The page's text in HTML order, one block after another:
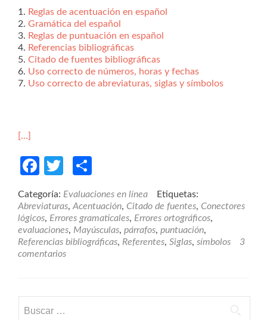
1. Reglas de acentuación en español
2. Gramática del español
3. Reglas de puntuación en español
4. Referencias bibliográficas
5. Citado de fuentes bibliográficas
6. Uso correcto de números, horas y fechas
7. Uso correcto de abreviaturas, siglas y símbolos
[…]
Facebook
Twitter
Categoría: Evaluaciones en línea
Etiquetas:
Abreviaturas, Acentuación, Citado de fuentes, Conectores
lógicos, Errores gramaticales, Errores ortográficos,
evaluaciones, Mayúsculas, párrafos, puntuación,
Referencias bibliográficas, Referentes, Siglas, símbolos
3
comentarios